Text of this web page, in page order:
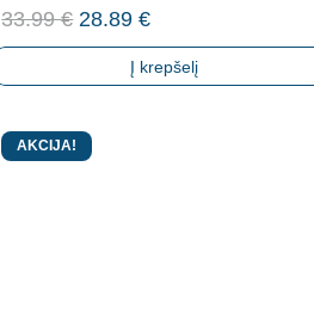
33.99€ Original
price
28.89€Current
price
is:
Į krepšelį
AKCIJA!